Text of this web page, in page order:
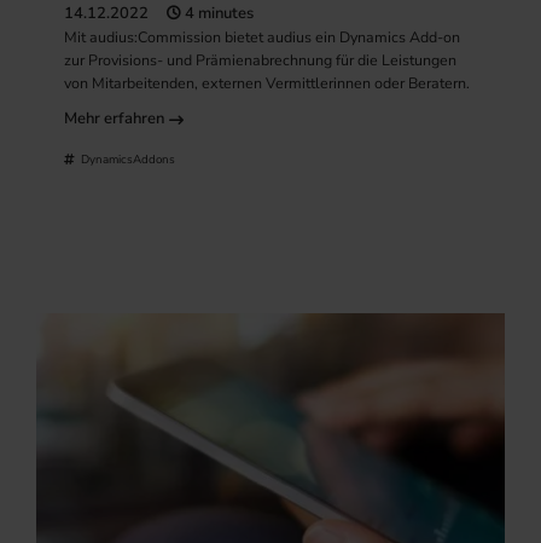
14.12.2022 4 minutes
Mit audius:Commission bietet audius ein Dynamics Add-on
zur Provisions- und Prämienabrechnung für die Leistungen
von Mitarbeitenden, externen Vermittlerinnen oder Beratern.
Mehr erfahren
DynamicsAddons